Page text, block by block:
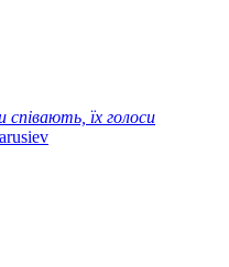
їх голоси